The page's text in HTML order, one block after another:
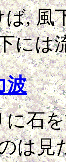
ば, 風
には
波
に石
は見